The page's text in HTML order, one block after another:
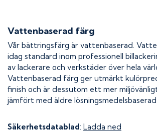
Vattenbaserad färg
Vår bättringsfärg är vattenbaserad.
idag standard inom professionell
av lackerare och verkstäder över hela
Vattenbaserad färg ger utmärkt
finish och är dessutom ett mer
jämfört med äldre
Säkerhetsdatablad: Ladda ned